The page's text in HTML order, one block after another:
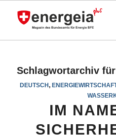
Schlagwortarchiv
DEUTSCH,
IM